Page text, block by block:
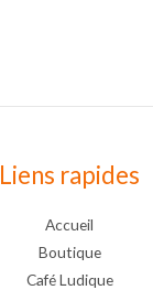
Liens rapides
Accueil
Boutique
Café Ludique